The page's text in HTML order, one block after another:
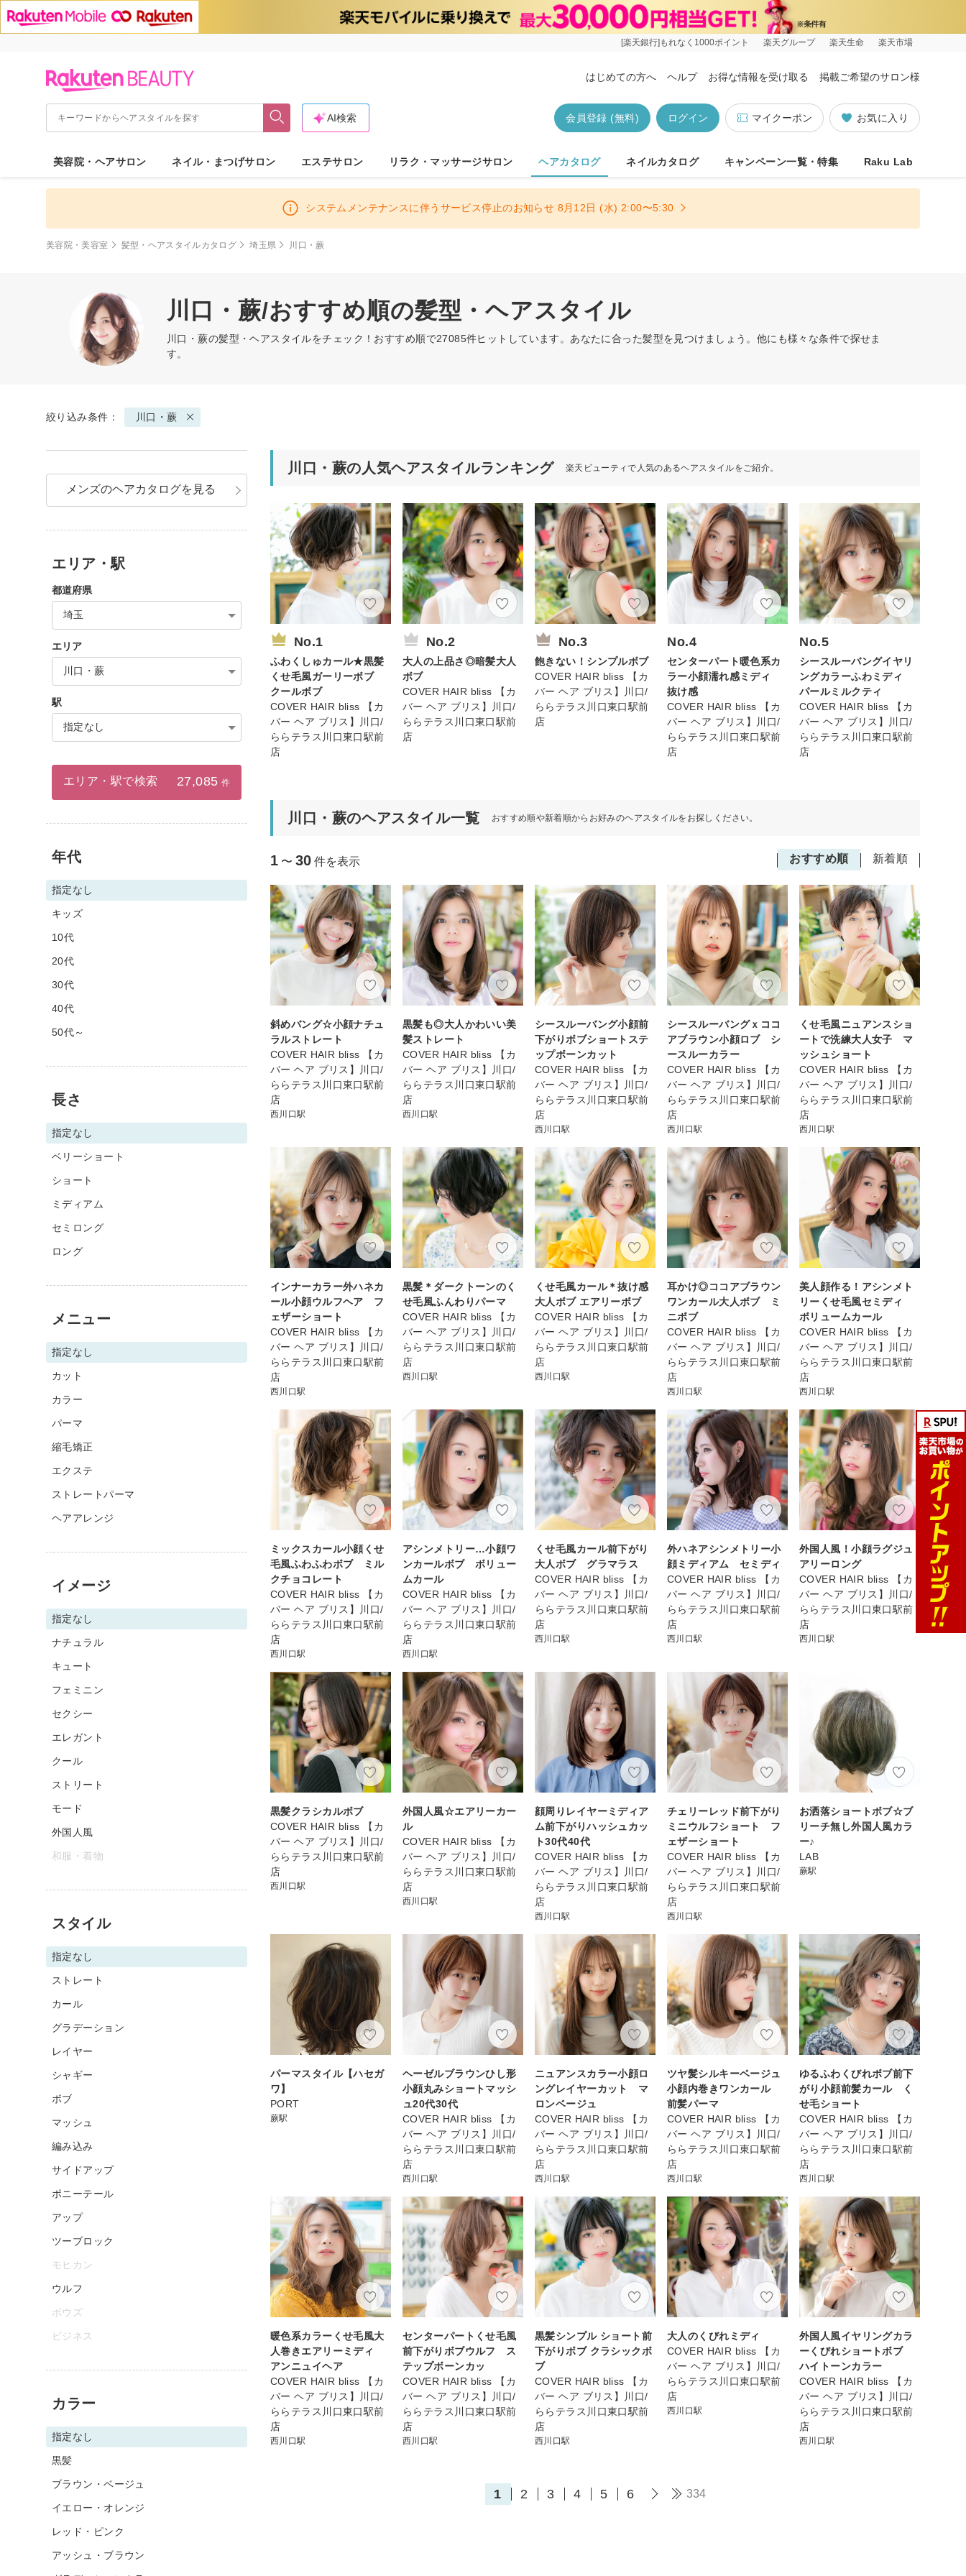
[楽天銀行]もれなく1000ポイント 楽天グループ 楽天生命 楽天市場
はじめての方へ ヘルプ お得な情報を受け取る 掲載ご希望のサロン様
お気に入り
マイクーポン
ログイン
会員登録 (無料)
AI検索
美容院・ヘアサロン ネイル・まつげサロン エステサロン リラク・マッサージサロン ヘアカタログ ネイルカタログ キャンペーン一覧・特集 Raku Lab
システムメンテナンスに伴うサービス停止のお知らせ 8月12日 (水) 2:00〜5:30
美容院・美容室 髪型・ヘアスタイルカタログ 埼玉県 川口・蕨
川口・蕨/おすすめ順の髪型・ヘアスタイル
川口・蕨の髪型・ヘアスタイルをチェック！おすすめ順で27085件ヒットしています。あなたに合った髪型を見つけましょう。他にも様々な条件で探せま
す。
絞り込み条件： 川口・蕨
川口・蕨の人気ヘアスタイルランキング 楽天ビューティで人気のあるヘアスタイルをご紹介。
No.1
ふわくしゅカール★黒髪
くせ毛風ガーリーボブ
クールボブ
COVER HAIR bliss 【カ
バー ヘア ブリス】川口/
ららテラス川口東口駅前
店
No.2
大人の上品さ◎暗髪大人
ボブ
COVER HAIR bliss 【カ
バー ヘア ブリス】川口/
ららテラス川口東口駅前
店
No.3
飽きない！シンプルボブ
COVER HAIR bliss 【カ
バー ヘア ブリス】川口/
ららテラス川口東口駅前
店
No.4
センターパート暖色系カ
ラー小顔濡れ感ミディ
抜け感
COVER HAIR bliss 【カ
バー ヘア ブリス】川口/
ららテラス川口東口駅前
店
No.5
シースルーバングイヤリ
ングカラーふわミディ
パールミルクティ
COVER HAIR bliss 【カ
バー ヘア ブリス】川口/
ららテラス川口東口駅前
店
川口・蕨のヘアスタイル一覧 おすすめ順や新着順からお好みのヘアスタイルをお探しください。
おすすめ順 新着順
1 〜 30 件を表示
斜めバング☆小顔ナチュ
ラルストレート
COVER HAIR bliss 【カ
バー ヘア ブリス】川口/
ららテラス川口東口駅前
店
西川口駅
黒髪も◎大人かわいい美
髪ストレート
COVER HAIR bliss 【カ
バー ヘア ブリス】川口/
ららテラス川口東口駅前
店
西川口駅
シースルーバング小顔前
下がりボブショートステ
ップボーンカット
COVER HAIR bliss 【カ
バー ヘア ブリス】川口/
ららテラス川口東口駅前
店
西川口駅
シースルーバングｘココ
アブラウン小顔ロブ シ
ースルーカラー
COVER HAIR bliss 【カ
バー ヘア ブリス】川口/
ららテラス川口東口駅前
店
西川口駅
くせ毛風ニュアンスショ
ートで洗練大人女子 マ
ッシュショート
COVER HAIR bliss 【カ
バー ヘア ブリス】川口/
ららテラス川口東口駅前
店
西川口駅
インナーカラー外ハネカ
ール小顔ウルフヘア フ
ェザーショート
COVER HAIR bliss 【カ
バー ヘア ブリス】川口/
ららテラス川口東口駅前
店
西川口駅
黒髪＊ダークトーンのく
せ毛風ふんわりパーマ
COVER HAIR bliss 【カ
バー ヘア ブリス】川口/
ららテラス川口東口駅前
店
西川口駅
くせ毛風カール＊抜け感
大人ボブ エアリーボブ
COVER HAIR bliss 【カ
バー ヘア ブリス】川口/
ららテラス川口東口駅前
店
西川口駅
耳かけ◎ココアブラウン
ワンカール大人ボブ ミ
ニボブ
COVER HAIR bliss 【カ
バー ヘア ブリス】川口/
ららテラス川口東口駅前
店
西川口駅
美人顔作る！アシンメト
リーくせ毛風セミディ
ボリュームカール
COVER HAIR bliss 【カ
バー ヘア ブリス】川口/
ららテラス川口東口駅前
店
西川口駅
ミックスカール小顔くせ
毛風ふわふわボブ ミル
クチョコレート
COVER HAIR bliss 【カ
バー ヘア ブリス】川口/
ららテラス川口東口駅前
店
西川口駅
アシンメトリー…小顔ワ
ンカールボブ ボリュー
ムカール
COVER HAIR bliss 【カ
バー ヘア ブリス】川口/
ららテラス川口東口駅前
店
西川口駅
くせ毛風カール前下がり
大人ボブ グラマラス
COVER HAIR bliss 【カ
バー ヘア ブリス】川口/
ららテラス川口東口駅前
店
西川口駅
外ハネアシンメトリー小
顔ミディアム セミディ
COVER HAIR bliss 【カ
バー ヘア ブリス】川口/
ららテラス川口東口駅前
店
西川口駅
外国人風！小顔ラグジュ
アリーロング
COVER HAIR bliss 【カ
バー ヘア ブリス】川口/
ららテラス川口東口駅前
店
西川口駅
黒髪クラシカルボブ
COVER HAIR bliss 【カ
バー ヘア ブリス】川口/
ららテラス川口東口駅前
店
西川口駅
外国人風☆エアリーカー
ル
COVER HAIR bliss 【カ
バー ヘア ブリス】川口/
ららテラス川口東口駅前
店
西川口駅
顔周りレイヤーミディア
ム前下がりハッシュカッ
ト30代40代
COVER HAIR bliss 【カ
バー ヘア ブリス】川口/
ららテラス川口東口駅前
店
西川口駅
チェリーレッド前下がり
ミニウルフショート フ
ェザーショート
COVER HAIR bliss 【カ
バー ヘア ブリス】川口/
ららテラス川口東口駅前
店
西川口駅
お洒落ショートボブ☆ブ
リーチ無し外国人風カラ
ー♪
LAB
蕨駅
パーマスタイル【ハセガ
ワ】
PORT
蕨駅
ヘーゼルブラウンひし形
小顔丸みショートマッシ
ュ20代30代
COVER HAIR bliss 【カ
バー ヘア ブリス】川口/
ららテラス川口東口駅前
店
西川口駅
ニュアンスカラー小顔ロ
ングレイヤーカット マ
ロンベージュ
COVER HAIR bliss 【カ
バー ヘア ブリス】川口/
ららテラス川口東口駅前
店
西川口駅
ツヤ髪シルキーベージュ
小顔内巻きワンカール
前髪パーマ
COVER HAIR bliss 【カ
バー ヘア ブリス】川口/
ららテラス川口東口駅前
店
西川口駅
ゆるふわくびれボブ前下
がり小顔前髪カール く
せ毛ショート
COVER HAIR bliss 【カ
バー ヘア ブリス】川口/
ららテラス川口東口駅前
店
西川口駅
暖色系カラーくせ毛風大
人巻きエアリーミディ
アンニュイヘア
COVER HAIR bliss 【カ
バー ヘア ブリス】川口/
ららテラス川口東口駅前
店
西川口駅
センターパートくせ毛風
前下がりボブウルフ ス
テップボーンカッ
COVER HAIR bliss 【カ
バー ヘア ブリス】川口/
ららテラス川口東口駅前
店
西川口駅
黒髪シンプル ショート前
下がりボブ クラシックボ
ブ
COVER HAIR bliss 【カ
バー ヘア ブリス】川口/
ららテラス川口東口駅前
店
西川口駅
大人のくびれミディ
COVER HAIR bliss 【カ
バー ヘア ブリス】川口/
ららテラス川口東口駅前
店
西川口駅
外国人風イヤリングカラ
ーくびれショートボブ
ハイトーンカラー
COVER HAIR bliss 【カ
バー ヘア ブリス】川口/
ららテラス川口東口駅前
店
西川口駅
1 2 3 4 5 6 334
メンズのヘアカタログを見る
エリア・駅
都道府県
埼玉
エリア
川口・蕨
駅
指定なし
エリア・駅で検索 27,085 件
年代
指定なし
キッズ
10代
20代
30代
40代
50代～
長さ
指定なし
ベリーショート
ショート
ミディアム
セミロング
ロング
メニュー
指定なし
カット
カラー
パーマ
縮毛矯正
エクステ
ストレートパーマ
ヘアアレンジ
イメージ
指定なし
ナチュラル
キュート
フェミニン
セクシー
エレガント
クール
ストリート
モード
外国人風
和服・着物
スタイル
指定なし
ストレート
カール
グラデーション
レイヤー
シャギー
ボブ
マッシュ
編み込み
サイドアップ
ポニーテール
アップ
ツーブロック
モヒカン
ウルフ
ボウズ
ビジネス
カラー
指定なし
黒髪
ブラウン・ベージュ
イエロー・オレンジ
レッド・ピンク
アッシュ・ブラウン